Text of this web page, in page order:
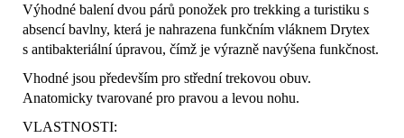
Výhodné balení dvou párů ponožek pro trekking a turistiku s
absencí bavlny, která je nahrazena funkčním vláknem Drytex
s antibakteriální úpravou, čímž je výrazně navýšena funkčnost.
Vhodné jsou především pro střední trekovou obuv.
Anatomicky tvarované pro pravou a levou nohu.
VLASTNOSTI: